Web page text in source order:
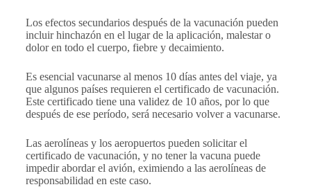
Los efectos secundarios después de la vacunación pueden
incluir hinchazón en el lugar de la aplicación, malestar o
dolor en todo el cuerpo, fiebre y decaimiento.
Es esencial vacunarse al menos 10 días antes del viaje, ya
que algunos países requieren el certificado de vacunación.
Este certificado tiene una validez de 10 años, por lo que
después de ese período, será necesario volver a vacunarse.
Las aerolíneas y los aeropuertos pueden solicitar el
certificado de vacunación, y no tener la vacuna puede
impedir abordar el avión, eximiendo a las aerolíneas de
responsabilidad en este caso.